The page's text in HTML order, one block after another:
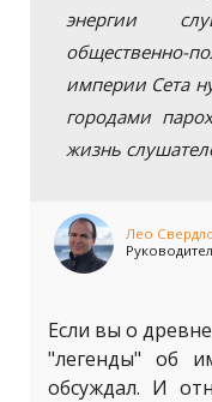
энергии
империи Сета
городами
жизнь
Лео
Если вы о
"легенды" об
обсуждал. И